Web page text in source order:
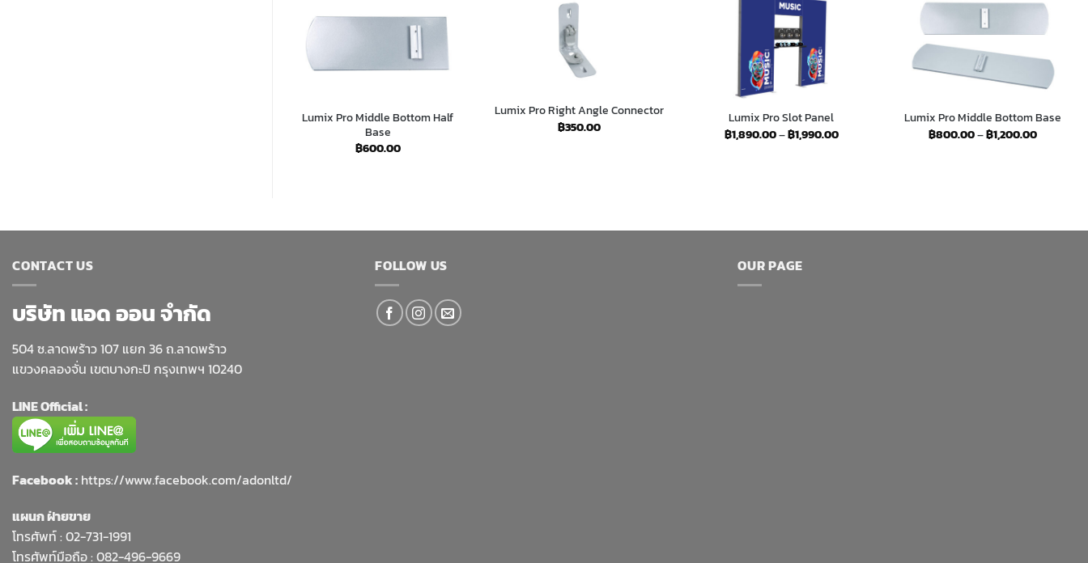
Lumix Pro Middle Bottom Half
Base
฿600.00
Lumix Pro Right Angle Connector
฿350.00
Lumix Pro Slot Panel
฿1,890.00–฿1,990.00Price
range:
Lumix Pro Middle Bottom Base
฿800.00–฿1,200.00Price
CONTACT US
บริษัท แอด ออน จำกัด
504 ซ.ลาดพร้าว 107 แยก 36 ถ.ลาดพร้าว
แขวงคลองจั่น เขตบางกะปิ กรุงเทพฯ 10240
LINE Official :
Facebook : https://www.facebook.com/adonltd/
แผนก ฝ่ายขาย
โทรศัพท์ : 02-731-1991
โทรศัพท์มือถือ : 082-496-9669
FOLLOW US OUR PAGE